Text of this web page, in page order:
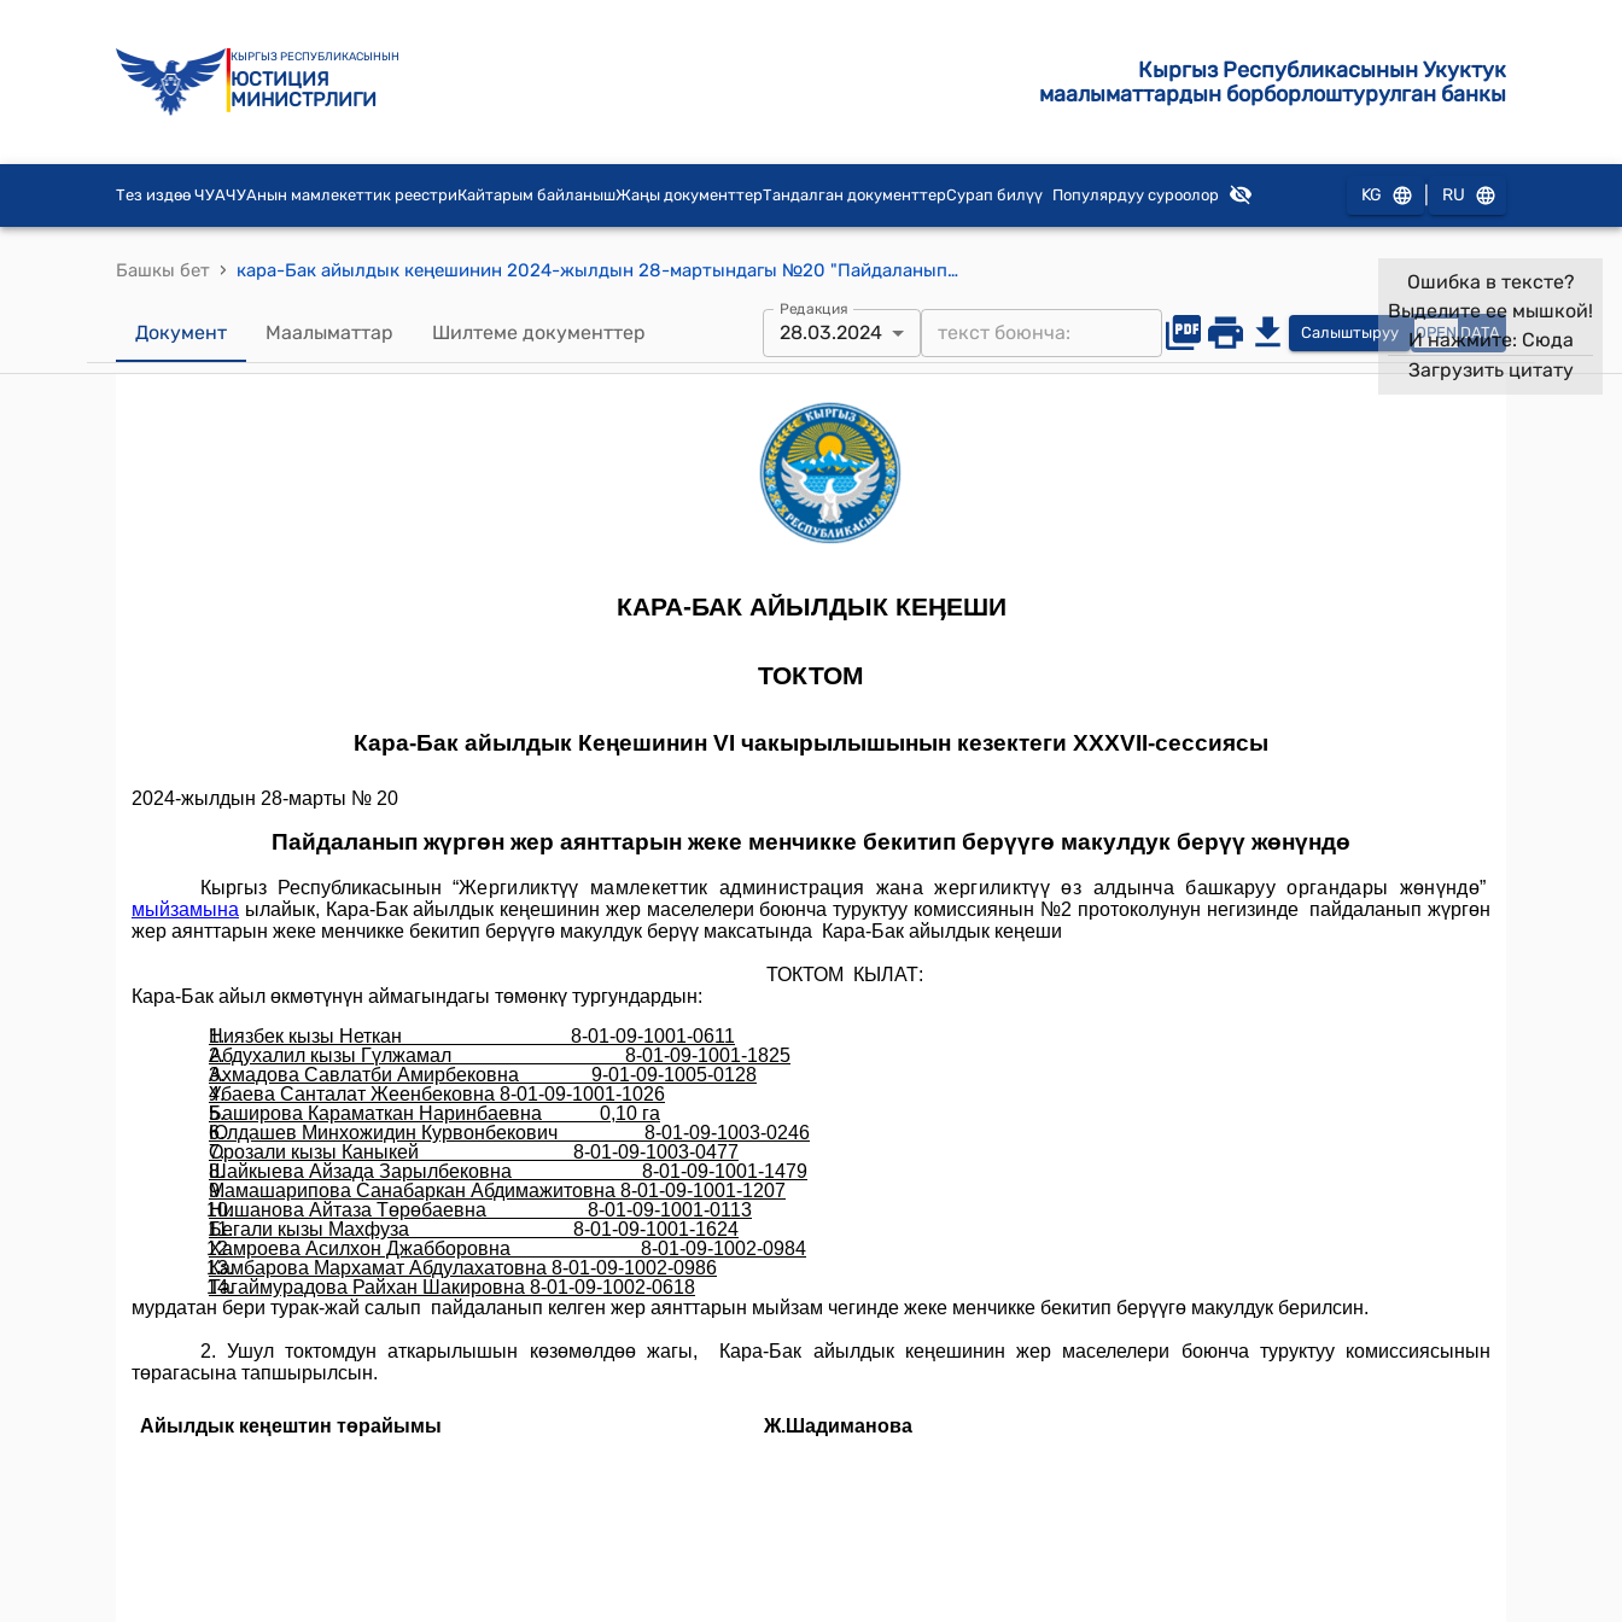
КЫРГЫЗ РЕСПУБЛИКАСЫНЫН
ЮСТИЦИЯ
МИНИСТРЛИГИ
Кыргыз Республикасынын Укуктук
маалыматтардын борборлоштурулган банкы
Тез издөө ЧУАЧУАнын мамлекеттик реестриКайтарым байланышЖаңы документтерТандалган документтерСурап билүү Популярдуу суроолор KG RU
Башкы бет › кара-Бак айылдык кеңешинин 2024-жылдын 28-мартындагы №20 "Пайдаланып жүргөн жер аянттарын жеке менчикке бекитип берүүгө макулдук берүү жөнүндө" токтому
Документ Маалыматтар Шилтеме документтер
Редакция
28.03.2024 Салыштыруу OPEN DATA
Ошибка в тексте?
Выделите ее мышкой!
И нажмите: Сюда
Загрузить цитату